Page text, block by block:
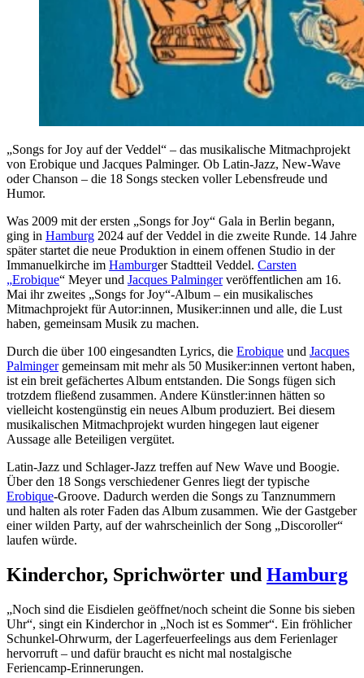
„Songs for Joy auf der Veddel“ – das musikalische Mitmachprojekt
von Erobique und Jacques Palminger. Ob Latin-Jazz, New-Wave
oder Chanson – die 18 Songs stecken voller Lebensfreude und
Humor.
Was 2009 mit der ersten „Songs for Joy“ Gala in Berlin begann,
ging in Hamburg 2024 auf der Veddel in die zweite Runde. 14 Jahre
später startet die neue Produktion in einem offenen Studio in der
Immanuelkirche im Hamburger Stadtteil Veddel. Carsten
„Erobique“ Meyer und Jacques Palmingerveröffentlichen am 16.
Mai ihr zweites „Songs for Joy“-Album – ein musikalisches
Mitmachprojekt für Autor:innen, Musiker:innen und alle, die Lust
haben, gemeinsam Musik zu machen.
Durch die über 100 eingesandten Lyrics, die Erobique und Jacques
Palmingergemeinsam mit mehr als 50 Musiker:innen vertont haben,
ist ein breit gefächertes Album entstanden. Die Songs fügen sich
trotzdem fließend zusammen. Andere Künstler:innen hätten so
vielleicht kostengünstig ein neues Album produziert. Bei diesem
musikalischen Mitmachprojekt wurden hingegen laut eigener
Aussage alle Beteiligen vergütet.
Latin-Jazz und Schlager-Jazz treffen auf New Wave und Boogie.
Über den 18 Songs verschiedener Genres liegt der typische
Erobique-Groove. Dadurch werden die Songs zu Tanznummern
und halten als roter Faden das Album zusammen. Wie der Gastgeber
einer wilden Party, auf der wahrscheinlich der Song „Discoroller“
laufen würde.
Kinderchor, Sprichwörter und Hamburg
„Noch sind die Eisdielen geöffnet/noch scheint die Sonne bis sieben
Uhr“, singt ein Kinderchor in „Noch ist es Sommer“. Ein fröhlicher
Schunkel-Ohrwurm, der Lagerfeuerfeelings aus dem Ferienlager
hervorruft – und dafür braucht es nicht mal nostalgische
Feriencamp-Erinnerungen.